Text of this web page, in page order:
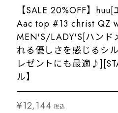
【SALE 20%OFF】
Aac top #13 christ QZ
MEN'S/LADY'S[ハンド
れる優しさを感じるシ
レゼントにも最適
ル】
¥12,144 税込